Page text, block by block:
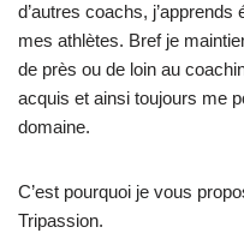
d’autres coachs,
mes athlètes. Bref je
de près ou de loin au
acquis et ainsi toujours me
domaine.
C’est pourquoi je vous
Tripassion.